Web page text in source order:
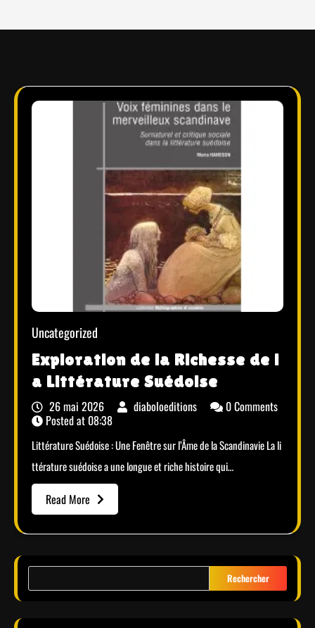
Uncategorized
Exploration de la Richesse de l
a Littérature Suédoise
26 mai 2026 diaboloeditions
0 Comments
Posted at 08:38
Littérature Suédoise : Une Fenêtre sur l’Âme de la Scandinavie La li
ttérature suédoise a une longue et riche histoire qui…
Read More
Rechercher